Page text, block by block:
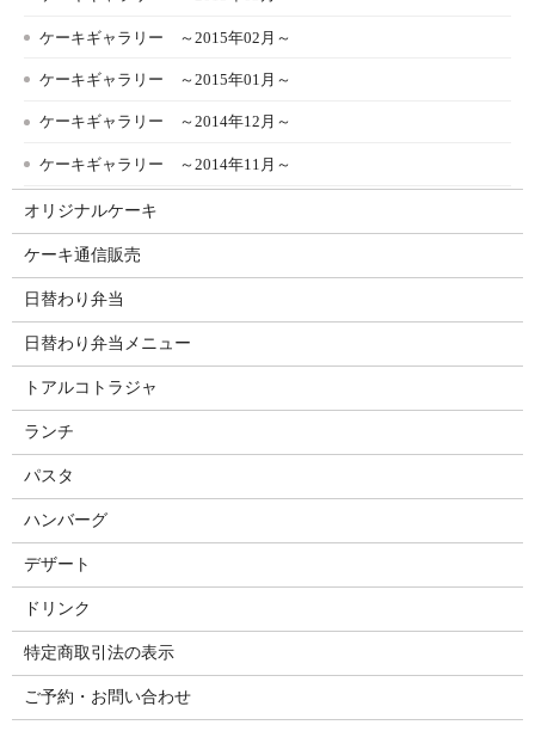
ケーキギャラリー ～2015年02月～
ケーキギャラリー ～2015年01月～
ケーキギャラリー ～2014年12月～
ケーキギャラリー ～2014年11月～
オリジナルケーキ
ケーキ通信販売
日替わり弁当
日替わり弁当メニュー
トアルコトラジャ
ランチ
パスタ
ハンバーグ
デザート
ドリンク
特定商取引法の表示
ご予約・お問い合わせ